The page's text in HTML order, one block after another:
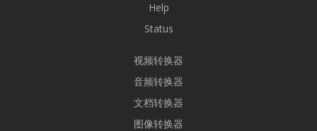
Help
Status
视频转换器
音频转换器
文档转换器
图像转换器